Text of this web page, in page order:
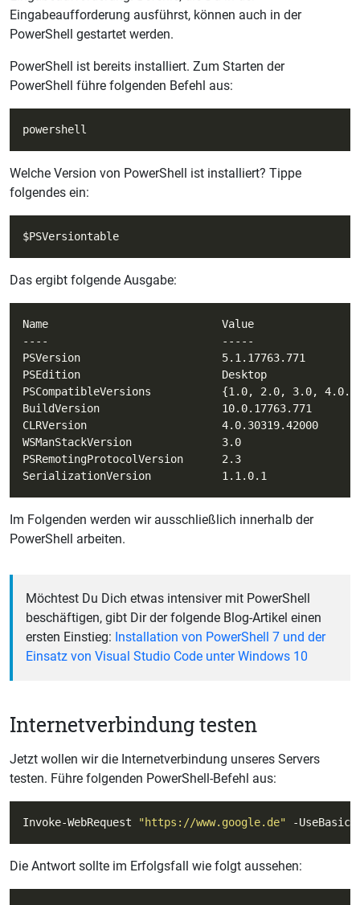
Eingabeaufforderung ausführst, können auch in der
PowerShell gestartet werden.
PowerShell ist bereits installiert. Zum Starten der
PowerShell führe folgenden Befehl aus:
Welche Version von PowerShell ist installiert? Tippe
folgendes ein:
Das ergibt folgende Ausgabe:
Im Folgenden werden wir ausschließlich innerhalb der
PowerShell arbeiten.
Möchtest Du Dich etwas intensiver mit PowerShell
beschäftigen, gibt Dir der folgende Blog-Artikel einen
ersten Einstieg: Installation von PowerShell 7 und der
Einsatz von Visual Studio Code unter Windows 10
Internetverbindung testen
Jetzt wollen wir die Internetverbindung unseres Servers
testen. Führe folgenden PowerShell-Befehl aus:
Invoke-WebRequest "https://www.google.de"
Die Antwort sollte im Erfolgsfall wie folgt aussehen: